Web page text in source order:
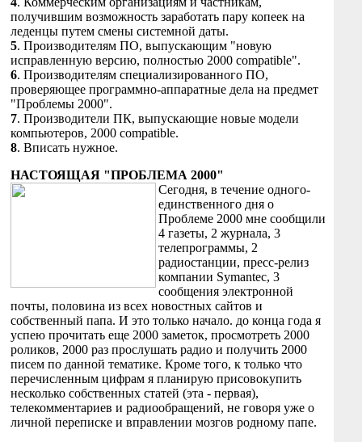
получившим возможность заработать пару копеек на
леденцы путем смены системной даты.
5. Производителям ПО, выпускающим "новую
исправленную версию, полностью 2000 compatible".
6. Производителям специализированного ПО,
проверяющее программно-аппаратные дела на предмет
"Проблемы 2000".
7. Производители ПК, выпускающие новые модели
компьютеров, 2000 compatible.
8. Вписать нужное.
НАСТОЯЩАЯ "ПРОБЛЕМА 2000"
Сегодня, в течение одного-
единственного дня о
Проблеме 2000 мне сообщили
4 газеты, 2 журнала, 3
телепрограммы, 2
радиостанции, пресс-релиз
компании Symantec, 3
сообщения электронной
почты, половина из всех новостных сайтов и
собственный папа. И это только начало. до конца года я
успею прочитать еще 2000 заметок, просмотреть 2000
роликов, 2000 раз прослушать радио и получить 2000
писем по данной тематике. Кроме того, к только что
перечисленным цифрам я планирую присовокупить
несколько собственных статей (эта - первая),
телекомментариев и радиообращений, не говоря уже о
личной переписке и вправлении мозгов родному папе.